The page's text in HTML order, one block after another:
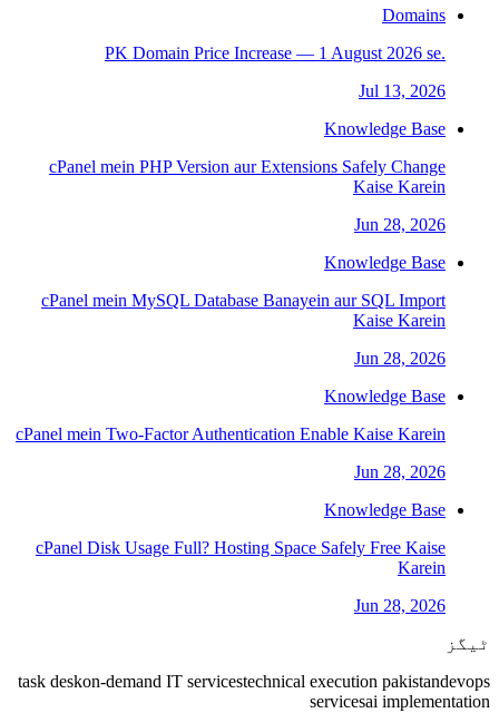
Domains
.PK Domain Price Increase — 1 August 2026 se
Jul 13, 2026
Knowledge Base
cPanel mein PHP Version aur Extensions Safely Change
Kaise Karein
Jun 28, 2026
Knowledge Base
cPanel mein MySQL Database Banayein aur SQL Import
Kaise Karein
Jun 28, 2026
Knowledge Base
cPanel mein Two-Factor Authentication Enable Kaise Karein
Jun 28, 2026
Knowledge Base
cPanel Disk Usage Full? Hosting Space Safely Free Kaise
Karein
Jun 28, 2026
ٹیگز
task deskon-demand IT servicestechnical execution pakistandevops
servicesai implementation